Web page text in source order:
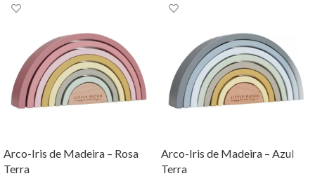
Arco-Iris de Madeira – Rosa
Terra
Arco-Iris de Madeira – Azul
Terra